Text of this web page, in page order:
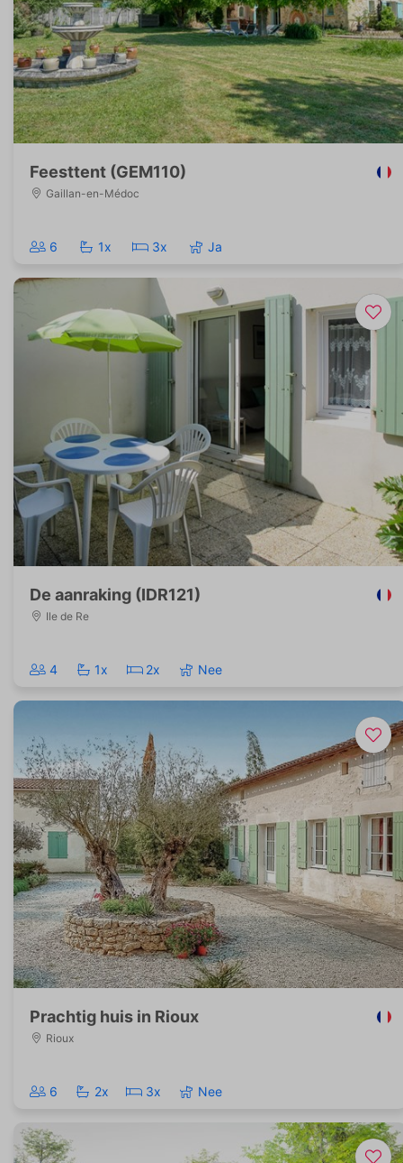
Feesttent (GEM110)
Gaillan-en-Médoc
6 1x 3x Ja
De aanraking (IDR121)
Ile de Re
4 1x 2x Nee
Prachtig huis in Rioux
Rioux
6 2x 3x Nee